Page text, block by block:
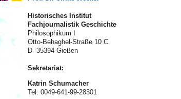
Historisches Institut
Fachjournalistik Geschichte
Philosophikum I
Otto-Behaghel-Straße 10 C
D- 35394 Gießen
Sekretariat:
Katrin Schumacher
Tel: 0049-641-99-28301